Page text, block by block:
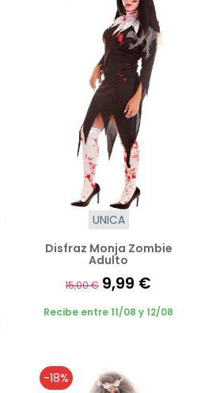
UNICA
Disfraz Monja Zombie
Adulto
15,00 € 9,99 €
Recibe entre 11/08 y 12/08
-18%